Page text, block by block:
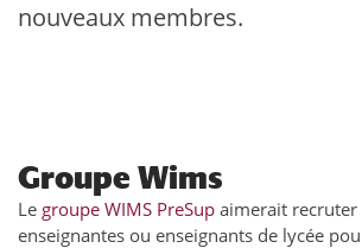
nouveaux membres.
Groupe Wims
Le groupe WIMS PreSup aimerait recruter
enseignantes ou enseignants de lycée